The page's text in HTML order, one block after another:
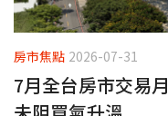
房市焦點 2026-07-31
7月全台房市交易